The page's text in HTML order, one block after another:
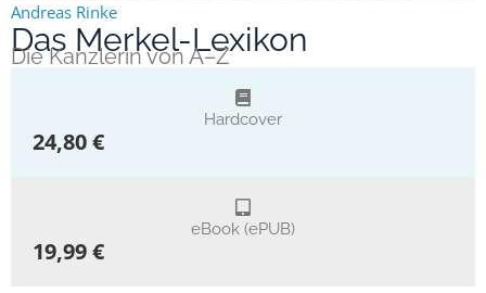
Andreas Rinke
Das Merkel-Lexikon
Die Kanzlerin von A–Z
Hardcover
24,80 €
eBook (ePUB)
19,99 €